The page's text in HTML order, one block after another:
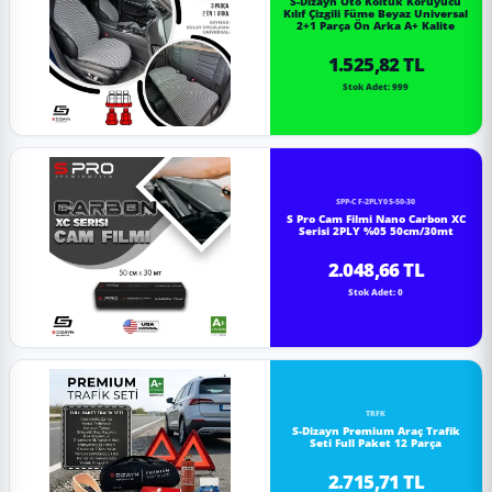
Kılıf Çizgili Füme Beyaz Universal
2+1 Parça Ön Arka A+ Kalite
1.525,82 TL
Stok Adet: 999
SPP-CF-2PLY05-50-30
S Pro Cam Filmi Nano Carbon XC
Serisi 2PLY %05 50cm/30mt
2.048,66 TL
Stok Adet: 0
TRFK
S-Dizayn Premium Araç Trafik
Seti Full Paket 12 Parça
2.715,71 TL